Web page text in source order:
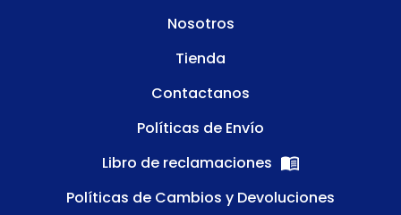
Nosotros
Tienda
Contactanos
Políticas de Envío
Libro de reclamaciones
Políticas de Cambios y Devoluciones